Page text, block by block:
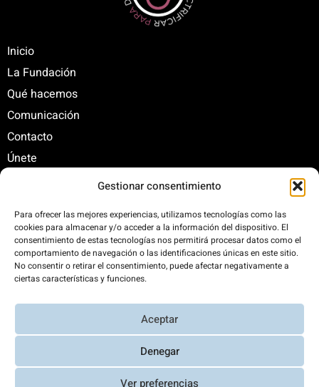
Gestionar consentimiento
Para ofrecer las mejores experiencias, utilizamos tecnologías como las
cookies para almacenar y/o acceder a la información del dispositivo. El
consentimiento de estas tecnologías nos permitirá procesar datos como el
comportamiento de navegación o las identificaciones únicas en este sitio.
No consentir o retirar el consentimiento, puede afectar negativamente a
ciertas características y funciones.
Aceptar
Denegar
Ver preferencias
Inicio
La Fundación
Qué hacemos
Comunicación
Contacto
Únete
C/ Santa Engracia, 108. 5º Interior. Izda. 28003
+34 625 47 42 11
fundacion@fundacionrenovables.org
comunicacion@fundacionrenovables.org
300%. Web 100% impulsada por energías
renovables.